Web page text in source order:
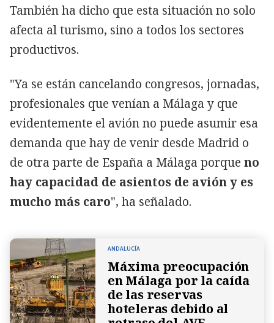
También ha dicho que esta situación no solo
afecta al turismo, sino a todos los sectores
productivos.
"Ya se están cancelando congresos, jornadas,
profesionales que venían a Málaga y que
evidentemente el avión no puede asumir esa
demanda que hay de venir desde Madrid o
de otra parte de España a Málaga porque no
hay capacidad de asientos de avión y es
mucho más caro", ha señalado.
ANDALUCÍA
Máxima preocupación
en Málaga por la caída
de las reservas
hoteleras debido al